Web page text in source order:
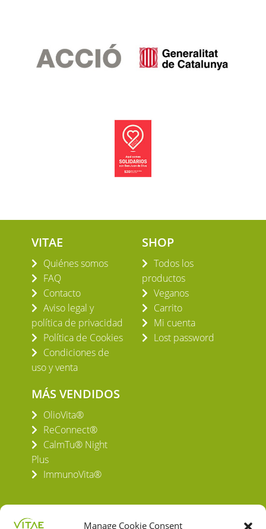
Manage Cookie Consent
VITAE
Quiénes somos
FAQ
Contacto
Aviso legal y
política de privacidad
Política de Cookies
Condiciones de
uso y venta
SHOP
Todos los
productos
Veganos
Carrito
Mi cuenta
Lost password
MÁS VENDIDOS
OlioVita®
ReConnect®
CalmTu® Night
Plus
ImmunoVita®